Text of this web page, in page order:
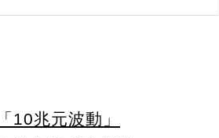
10兆元波動」